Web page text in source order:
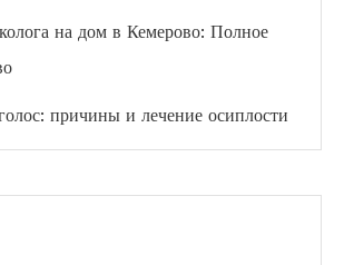
на дом в Кемерово: Полное
причины и лечение осиплости